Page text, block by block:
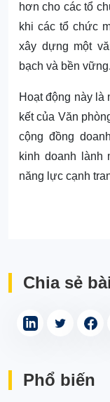
hơn cho các tổ
khi các tổ chức
xây dựng một
bạch và bền vững.
Hoạt động này
kết của Văn
cộng đồng
kinh doanh lành
năng lực cạnh
Chia sẻ
Phổ biến